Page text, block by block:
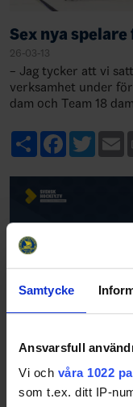
Samtycke
Ansvarsfull
Vi och våra 1022
som t.ex. ditt IP-
Sex nya spelare
26-03-13
– Jag tycker att vi
verksamhet under
dam och Team 18
ShareFacebook